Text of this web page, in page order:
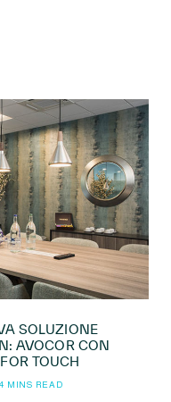
SOLUZIONE
AVOCOR CON
TOUCH
4 MINS READ